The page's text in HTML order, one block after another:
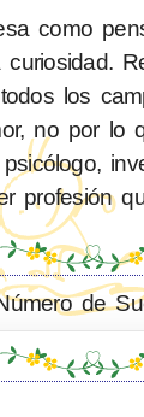
como
los
no por lo
profesión
de